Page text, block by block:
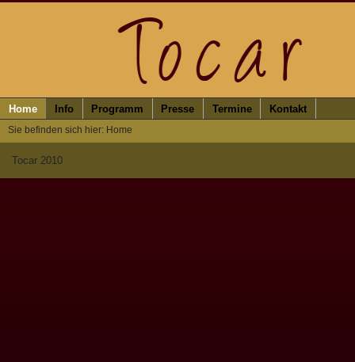
Home Info Programm Presse Termine Kontakt
Sie befinden sich hier: Home
Tocar 2010